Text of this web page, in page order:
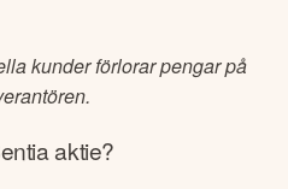
kunder förlorar pengar på
aktie?